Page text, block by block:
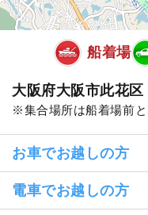
船着場
大阪府大阪市此花
集合場所は船着場前と
お車でお越しの方
電車でお越しの方